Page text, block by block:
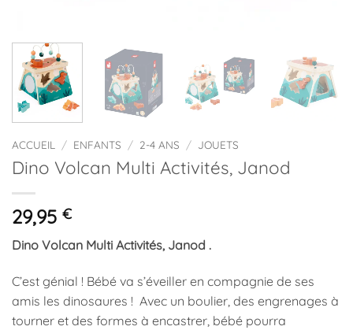
ACCUEIL / ENFANTS / 2-4 ANS / JOUETS
Dino Volcan Multi Activités, Janod
29,95 €
Dino Volcan Multi Activités, Janod .
C’est génial ! Bébé va s’éveiller en compagnie de ses
amis les dinosaures ! Avec un boulier, des engrenages à
tourner et des formes à encastrer, bébé pourra